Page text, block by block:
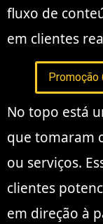
fluxo de
em clientes
No topo está
que tomaram
ou serviços.
clientes
em direção à